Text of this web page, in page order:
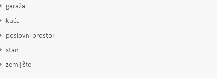
garaža
kuća
poslovni prostor
stan
zemljište